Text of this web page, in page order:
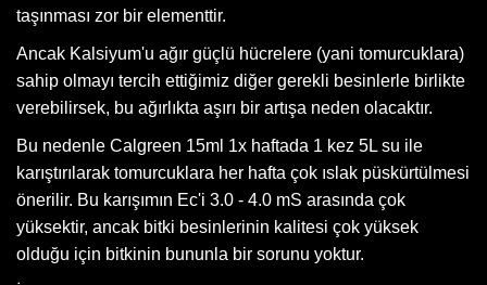
taşınması zor bir elementtir.
Ancak Kalsiyum'u ağır güçlü hücrelere (yani tomurcuklara)
sahip olmayı tercih ettiğimiz diğer gerekli besinlerle birlikte
verebilirsek, bu ağırlıkta aşırı bir artışa neden olacaktır.
Bu nedenle Calgreen 15ml 1x haftada 1 kez 5L su ile
karıştırılarak tomurcuklara her hafta çok ıslak püskürtülmesi
önerilir. Bu karışımın Ec'i 3.0 - 4.0 mS arasında çok
yüksektir, ancak bitki besinlerinin kalitesi çok yüksek
olduğu için bitkinin bununla bir sorunu yoktur.